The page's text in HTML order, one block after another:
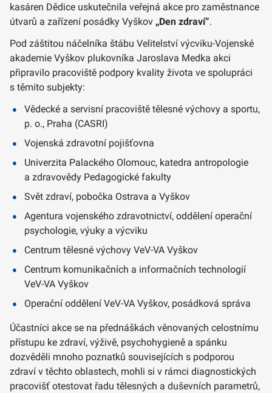
kasáren Dědice uskutečnila veřejná akce pro zaměstnance
útvarů a zařízení posádky Vyškov „Den zdraví“.
Pod záštitou náčelníka štábu Velitelství výcviku-Vojenské
akademie Vyškov plukovníka Jaroslava Medka akci
připravilo pracoviště podpory kvality života ve spolupráci
s těmito subjekty:
Vědecké a servisní pracoviště tělesné výchovy a sportu,
p. o., Praha (CASRI)
Vojenská zdravotní pojišťovna
Univerzita Palackého Olomouc, katedra antropologie
a zdravovědy Pedagogické fakulty
Svět zdraví, pobočka Ostrava a Vyškov
Agentura vojenského zdravotnictví, oddělení operační
psychologie, výuky a výcviku
Centrum tělesné výchovy VeV-VA Vyškov
Centrum komunikačních a informačních technologií
VeV-VA Vyškov
Operační oddělení VeV-VA Vyškov, posádková správa
Účastníci akce se na přednáškách věnovaných celostnímu
přístupu ke zdraví, výživě, psychohygieně a spánku
dozvěděli mnoho poznatků souvisejících s podporou
zdraví v těchto oblastech, mohli si v rámci diagnostických
pracovišť otestovat řadu tělesných a duševních parametrů,